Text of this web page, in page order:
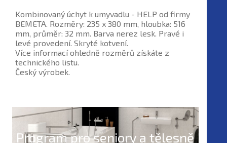
Kombinovaný úchyt k umyvadlu - HELP od firmy
BEMETA. Rozměry: 235 x 380 mm, hloubka: 516
mm, průměr: 32 mm. Barva nerez lesk. Pravé i
levé provedení. Skryté kotvení.
Více informací ohledně rozměrů získáte z
technického listu.
Český výrobek.
Program pro seniory a tělesně